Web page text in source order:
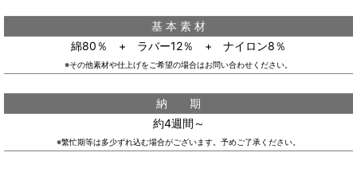
基 本 素 材
綿80％ + ラバー12％ + ナイロン8％
※その他素材や仕上げをご希望の場合はお問い合わせください。
納 期
約4週間～
※繁忙期等は多少ずれ込む場合がございます。予めご了承ください。